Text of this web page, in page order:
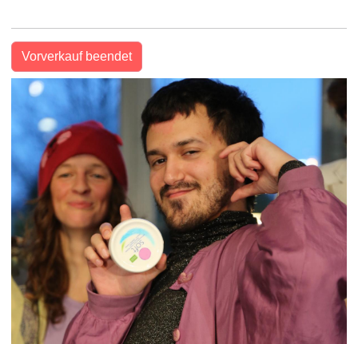
Vorverkauf beendet